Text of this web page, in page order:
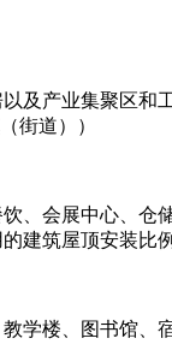
及产业集聚区和
街道））
、会展中心、仓
建筑屋顶安装比
学楼、图书馆、